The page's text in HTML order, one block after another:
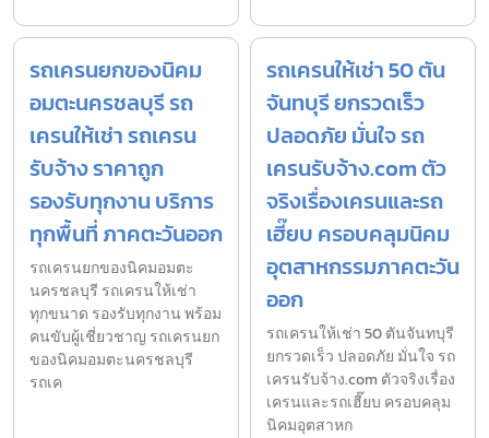
รถเครนยกของนิคม
อมตะนครชลบุรี รถ
เครนให้เช่า รถเครน
รับจ้าง ราคาถูก
รองรับทุกงาน บริการ
ทุกพื้นที่ ภาคตะวันออก
รถเครนยกของนิคมอมตะ
นครชลบุรี รถเครนให้เช่า
ทุกขนาด รองรับทุกงาน พร้อม
คนขับผู้เชี่ยวชาญ รถเครนยก
ของนิคมอมตะนครชลบุรี
รถเค
รถเครนให้เช่า 50 ตัน
จันทบุรี ยกรวดเร็ว
ปลอดภัย มั่นใจ รถ
เครนรับจ้าง.com ตัว
จริงเรื่องเครนและรถ
เฮี๊ยบ ครอบคลุมนิคม
อุตสาหกรรมภาคตะวัน
ออก
รถเครนให้เช่า 50 ตันจันทบุรี
ยกรวดเร็ว ปลอดภัย มั่นใจ รถ
เครนรับจ้าง.com ตัวจริงเรื่อง
เครนและรถเฮี๊ยบ ครอบคลุม
นิคมอุตสาหก